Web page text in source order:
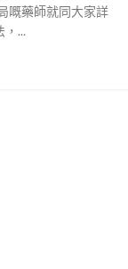
嘅藥師就同大家詳
...